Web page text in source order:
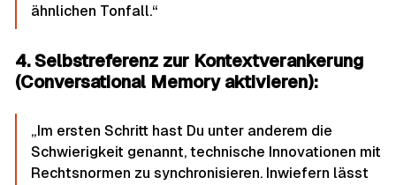
ähnlichen Tonfall.“
4. Selbstreferenz zur Kontextverankerung
(Conversational Memory aktivieren):
„Im ersten Schritt hast Du unter anderem die
Schwierigkeit genannt, technische Innovationen mit
Rechtsnormen zu synchronisieren. Inwiefern lässt